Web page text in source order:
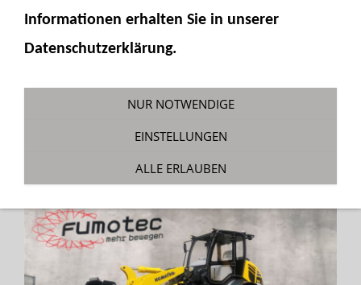
Komatsu WA100
Informationen erhalten Sie in unserer
Datenschutzerklärung.
NUR NOTWENDIGE
EINSTELLUNGEN
ALLE ERLAUBEN